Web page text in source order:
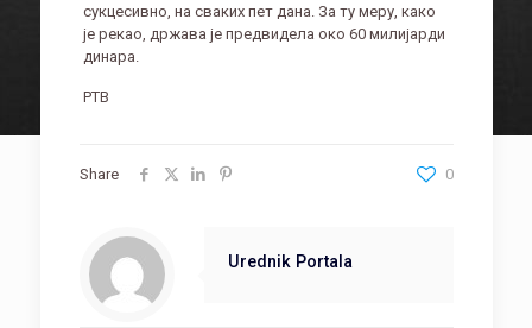
сукцесивно, на сваких пет дана. За ту меру, како
је рекао, држава је предвидела око 60 милијарди
динара.
РТВ
Share 0
Urednik Portala